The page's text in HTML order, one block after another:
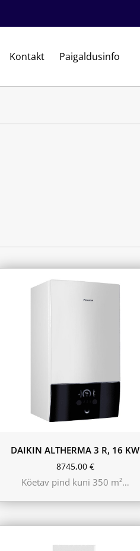
Kontakt Paigaldusinfo
DAIKIN ALTHERMA 3 R, 16 KW
8745,00 €
Köetav pind kuni 350 m²…